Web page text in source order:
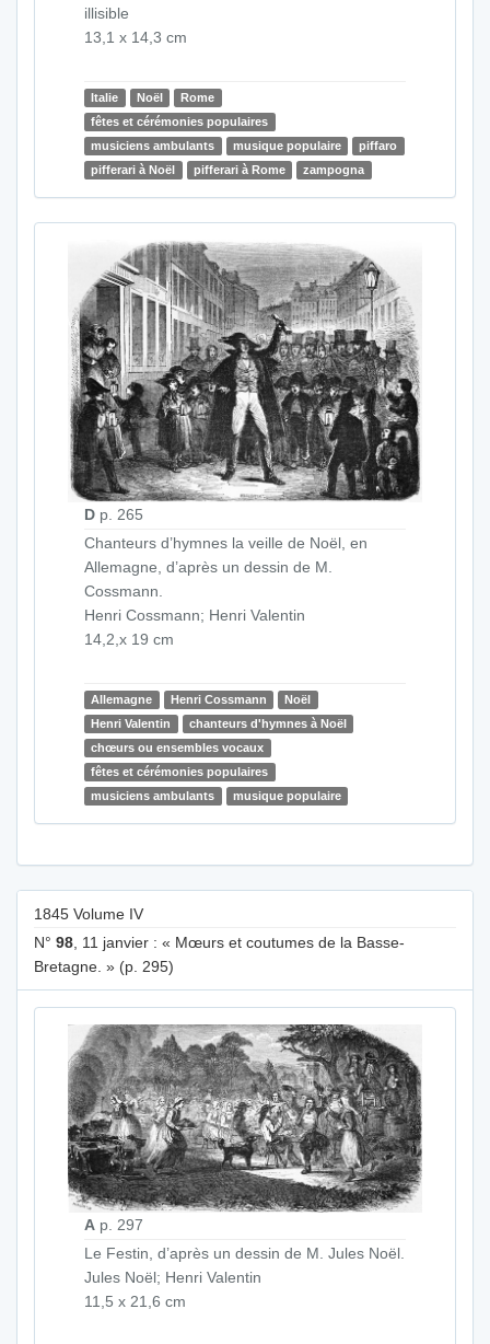
illisible
13,1 x 14,3 cm
Italie Noël
Rome
fêtes et cérémonies populaires
musiciens ambulants
musique populaire
piffaro
pifferari à Noël
pifferari à Rome zampogna
D p. 265
Chanteurs d’hymnes la veille de Noël, en
Allemagne, d’après un dessin de M.
Cossmann.
Henri Cossmann; Henri Valentin
14,2,x 19 cm
Allemagne Henri Cossmann
Noël
Henri Valentin
chanteurs d'hymnes à Noël
chœurs ou ensembles vocaux
fêtes et cérémonies populaires
musiciens ambulants
musique populaire
1845 Volume IV
N° 98 , 11 janvier : « Mœurs et coutumes de la Basse-
Bretagne. » (p. 295)
A p. 297
Le Festin, d’après un dessin de M. Jules Noël.
Jules Noël; Henri Valentin
11,5 x 21,6 cm